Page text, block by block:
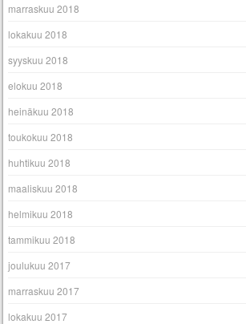
marraskuu 2018
lokakuu 2018
syyskuu 2018
elokuu 2018
heinäkuu 2018
toukokuu 2018
huhtikuu 2018
maaliskuu 2018
helmikuu 2018
tammikuu 2018
joulukuu 2017
marraskuu 2017
lokakuu 2017